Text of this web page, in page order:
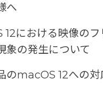
へ
における映像のフ
象の発生について
のmacOS 12への対